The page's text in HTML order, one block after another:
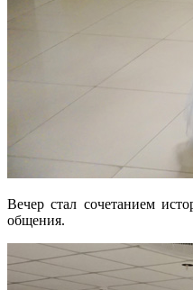
Вечер стал сочетанием
общения.